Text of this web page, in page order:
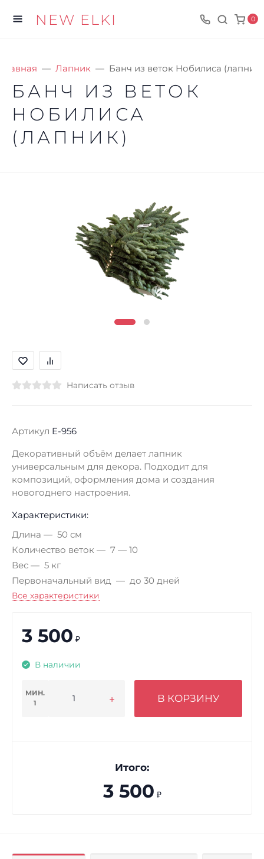
NEW ELKI 0
Главная Лапник Банч из веток Нобилиса (лапник)
БАНЧ ИЗ ВЕТОК
НОБИЛИСА
(ЛАПНИК)
Написать отзыв
Артикул E-956
Декоративный объём делает лапник
универсальным для декора. Подходит для
композиций, оформления дома и создания
новогоднего настроения.
Характеристики:
Длина
50 см
Количество веток
7 — 10
Вес
5 кг
Первоначальный вид
до 30 дней
Все характеристики
3 500 ₽
В наличии
МИН.
1
В КОРЗИНУ
Итого:
3 500 ₽